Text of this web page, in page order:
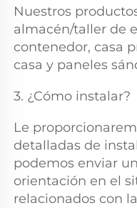
Nuestros
almacén/taller de
contenedor, casa
3. ¿Cómo instalar?
Le
detalladas de
podemos enviar
orientación en el
relacionados con